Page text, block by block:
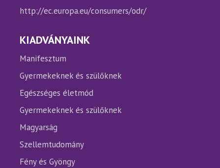
http://ec.europa.eu/consumers/odr/
KIADVÁNYAINK
Manifesztum
Gyermekeknek és szülőknek
Egészséges életmód
Gyermekeknek és szülőknek
Magyarság
Szellemtudomány
Fény és Gyöngy